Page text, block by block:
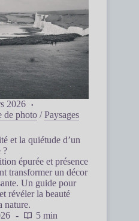
2026
de photo/Paysages
et la quiétude d’un
?
épurée et présence
transformer un décor
Un guide pour
révéler la beauté
nature.
5 min